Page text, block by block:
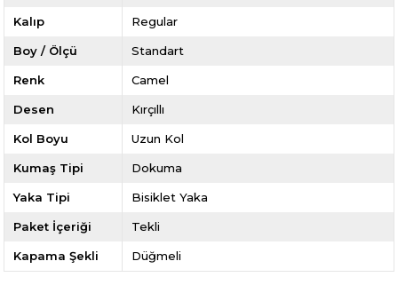
Kalıp Regular
Boy / Ölçü Standart
Renk Camel
Desen Kırçıllı
Kol Boyu Uzun Kol
Kumaş Tipi Dokuma
Yaka Tipi Bisiklet Yaka
Paket İçeriği Tekli
Kapama Şekli Düğmeli